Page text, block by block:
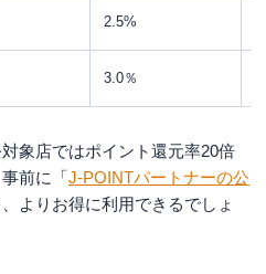
2.5%
3.0％
象店ではポイント還元率20倍
前に「J-POINTパートナーの公
よりお得に利用できるでしょ